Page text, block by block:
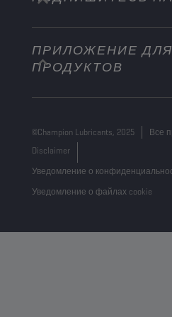
+32 3 870 00 20
Georges Gilliotstraat, 52
Belgium
ПРИЛОЖЕНИЕ
ПРОДУКТОВ
©Champion Lubricants, 2025
Все
Disclaimer
Уведомление о
Уведомление о файлах cookie